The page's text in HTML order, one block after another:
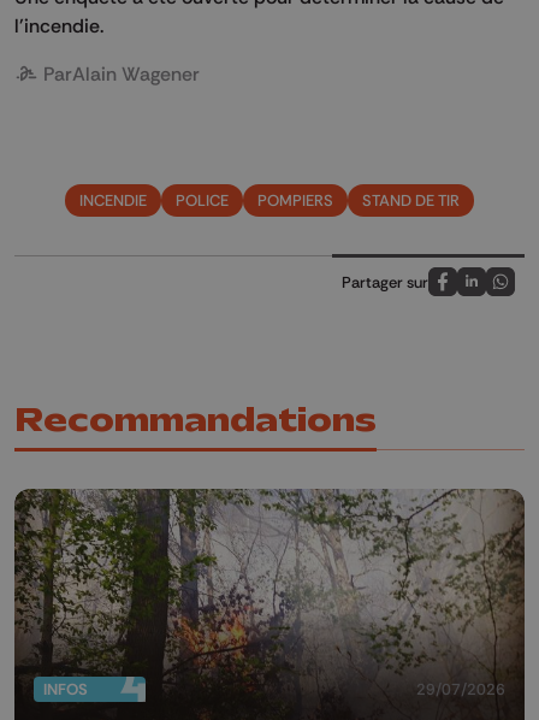
l'incendie.
ParAlain Wagener
INCENDIE POLICE POMPIERS STAND DE TIR
Partager sur
Partagez sur
Partagez
Recommandations
INFOS 29/07/2026